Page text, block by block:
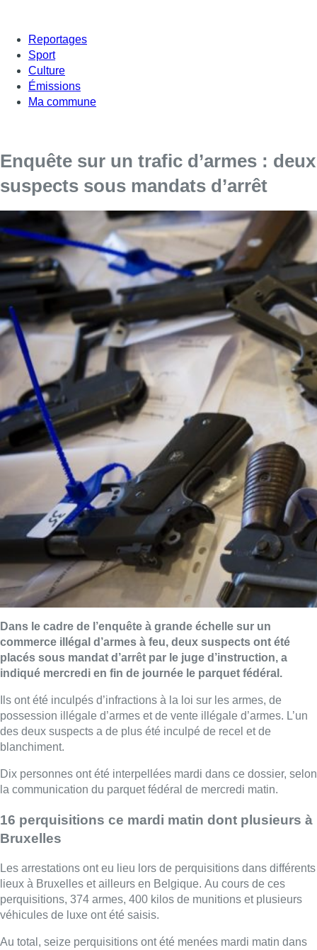
Reportages
Sport
Culture
Émissions
Ma commune
Enquête sur un trafic d’armes : deux
suspects sous mandats d’arrêt
Dans le cadre de l’enquête à grande échelle sur un
commerce illégal d’armes à feu, deux suspects ont été
placés sous mandat d’arrêt par le juge d’instruction, a
indiqué mercredi en fin de journée le parquet fédéral.
Ils ont été inculpés d’infractions à la loi sur les armes, de
possession illégale d’armes et de vente illégale d’armes. L’un
des deux suspects a de plus été inculpé de recel et de
blanchiment.
Dix personnes ont été interpellées mardi dans ce dossier, selon
la communication du parquet fédéral de mercredi matin.
16 perquisitions ce mardi matin dont plusieurs à
Bruxelles
Les arrestations ont eu lieu lors de perquisitions dans différents
lieux à Bruxelles et ailleurs en Belgique. Au cours de ces
perquisitions, 374 armes, 400 kilos de munitions et plusieurs
véhicules de luxe ont été saisis.
Au total, seize perquisitions ont été menées mardi matin dans